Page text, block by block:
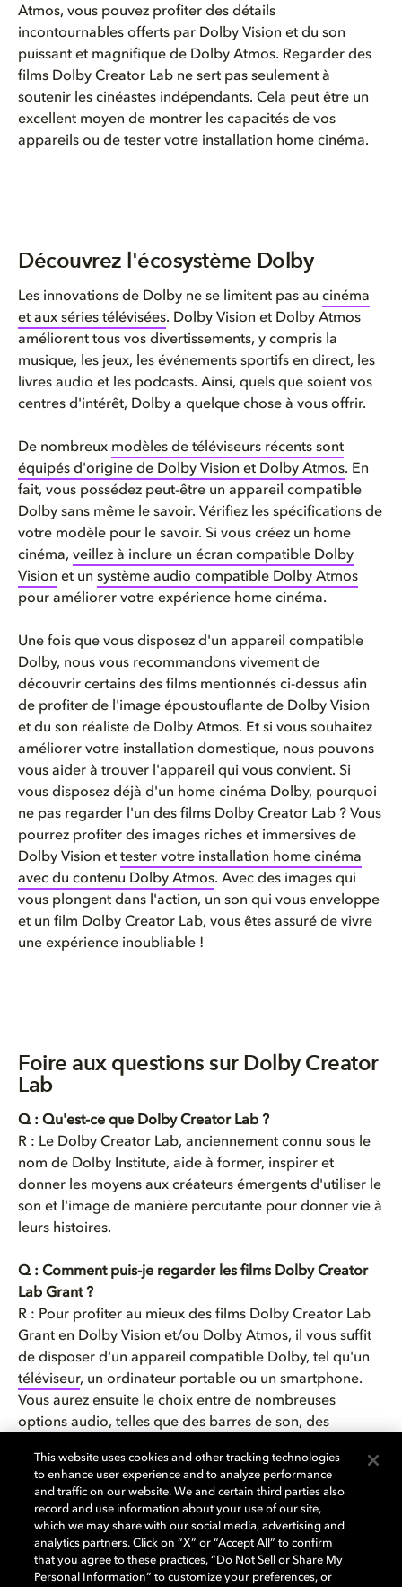
Atmos, vous pouvez profiter des détails
incontournables offerts par Dolby Vision et du son
puissant et magnifique de Dolby Atmos. Regarder des
films Dolby Creator Lab ne sert pas seulement à
soutenir les cinéastes indépendants. Cela peut être un
excellent moyen de montrer les capacités de vos
appareils ou de tester votre installation home cinéma.
Découvrez l'écosystème Dolby
Les innovations de Dolby ne se limitent pas au cinéma
et aux séries télévisées. Dolby Vision et Dolby Atmos
améliorent tous vos divertissements, y compris la
musique, les jeux, les événements sportifs en direct, les
livres audio et les podcasts. Ainsi, quels que soient vos
centres d'intérêt, Dolby a quelque chose à vous offrir.
De nombreux modèles de téléviseurs récents sont
équipés d'origine de Dolby Vision et Dolby Atmos. En
fait, vous possédez peut-être un appareil compatible
Dolby sans même le savoir. Vérifiez les spécifications de
votre modèle pour le savoir. Si vous créez un home
cinéma, veillez à inclure un écran compatible Dolby
Vision et un système audio compatible Dolby Atmos
pour améliorer votre expérience home cinéma.
Une fois que vous disposez d'un appareil compatible
Dolby, nous vous recommandons vivement de
découvrir certains des films mentionnés ci-dessus afin
de profiter de l'image époustouflante de Dolby Vision
et du son réaliste de Dolby Atmos. Et si vous souhaitez
améliorer votre installation domestique, nous pouvons
vous aider à trouver l'appareil qui vous convient. Si
vous disposez déjà d'un home cinéma Dolby, pourquoi
ne pas regarder l'un des films Dolby Creator Lab ? Vous
pourrez profiter des images riches et immersives de
Dolby Vision et tester votre installation home cinéma
avec du contenu Dolby Atmos. Avec des images qui
vous plongent dans l'action, un son qui vous enveloppe
et un film Dolby Creator Lab, vous êtes assuré de vivre
une expérience inoubliable !
Foire aux questions sur Dolby Creator
Lab
Q : Qu'est-ce que Dolby Creator Lab ?
R : Le Dolby Creator Lab, anciennement connu sous le
nom de Dolby Institute, aide à former, inspirer et
donner les moyens aux créateurs émergents d'utiliser le
son et l'image de manière percutante pour donner vie à
leurs histoires.
Q : Comment puis-je regarder les films Dolby Creator
Lab Grant ?
R : Pour profiter au mieux des films Dolby Creator Lab
Grant en Dolby Vision et/ou Dolby Atmos, il vous suffit
de disposer d'un appareil compatible Dolby, tel qu'un
téléviseur, un ordinateur portable ou un smartphone.
Vous aurez ensuite le choix entre de nombreuses
options audio, telles que des barres de son, des
Vous devrez également vous abonner au service de
streaming qui diffuse le film. Regarder les films Creator
Lab est également un excellent moyen de tester votre
installation home cinéma avec du contenu Dolby Vision.
Q : En quoi la bourse Dolby Creator Lab se distingue-t-
This website uses cookies and other tracking technologies
to enhance user experience and to analyze performance
and traffic on our website. We and certain third parties also
record and use information about your use of our site,
which we may share with our social media, advertising and
analytics partners. Click on “X” or “Accept All” to confirm
that you agree to these practices, “Do Not Sell or Share My
Personal Information” to customize your preferences, or